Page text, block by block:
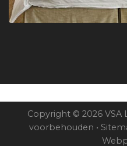
Copyright © 2026 VSA
voorbehouden •